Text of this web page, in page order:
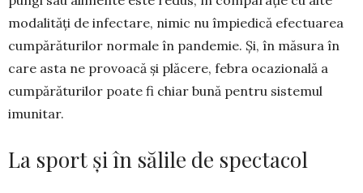
mo­dali­tăți de infectare, nimic nu îm­pie­dică efectuarea
cumpără­turilor normale în pandemie. Și, în mă­sura în
care asta ne pro­voacă și plă­cere, febra ocazio­nală a
cum­pă­răturilor poate fi chiar bună pen­tru sistemul
imunitar.
La sport și în sălile de spectacol